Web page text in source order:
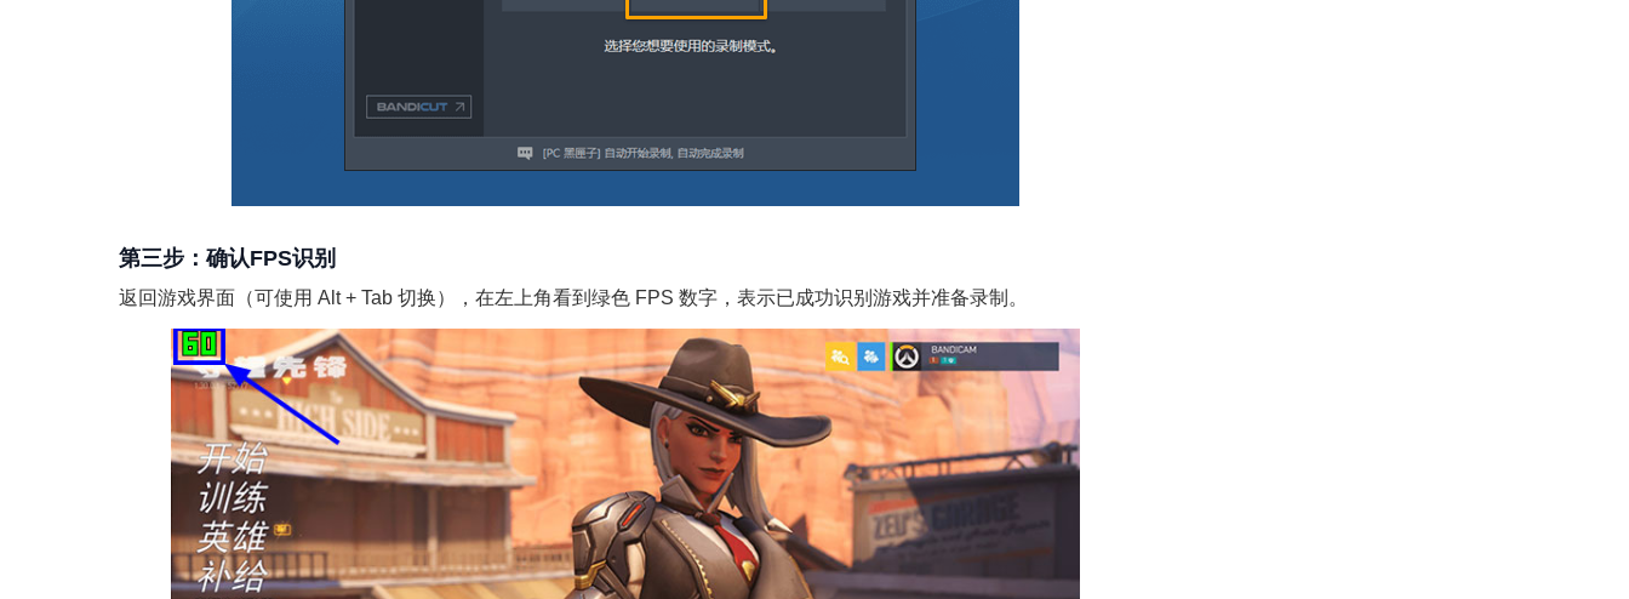
第三步：确认FPS识别
返回游戏界面（可使用 Alt + Tab 切换），在左上角看到绿色 FPS 数字，表示已成功识别游戏并准备录制。